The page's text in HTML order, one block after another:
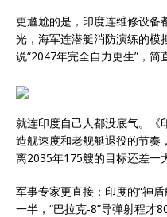
更尴尬的是，印度连维修设
光，海军连潜艇消防演练的模
说“2047年完全自力更生”，简
就连印度自己人都没底气。《
造舰速度和老舰艇退役的节奏
离2035年175艘的目标还差一
军事专家更直接：印度的“神
一半，“巴拉克-8”导弹射程才